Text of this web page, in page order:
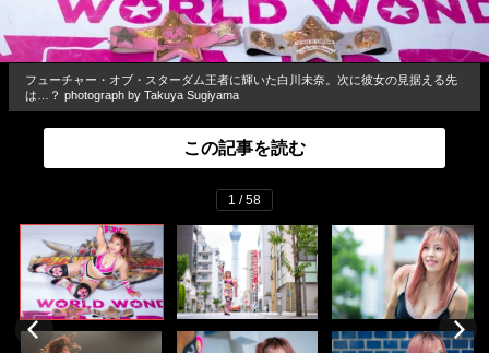
フューチャー・オブ・スターダム王者に輝いた白川未奈。次に彼女の見据える先
は…？ photograph by Takuya Sugiyama
この記事を読む
1 / 58